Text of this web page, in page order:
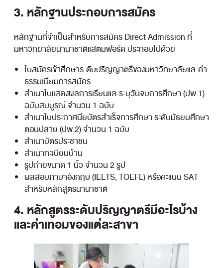
3. หลักฐานประกอบการสมัคร
หลักฐานที่จำเป็นสำหรับการสมัคร Direct Admission ที่
มหาวิทยาลัยนานาชาติแสตมฟอร์ด ประกอบไปด้วย
ใบสมัครเข้าศึกษาระดับปริญญาตรีของมหาวิทยาลัยและค่า
ธรรมเนียมการสมัคร
สำเนาใบแสดงผลการเรียนและระบุวันจบการศึกษา (ปพ.1)
ฉบับสมบูรณ์ จำนวน 1 ฉบับ
สำเนาใบประกาศนียบัตรสำเร็จการศึกษา ระดับมัธยมศึกษา
ตอนปลาย (ปพ.2) จำนวน 1 ฉบับ
สำเนาบัตรประชาชน
สำเนาทะเบียนบ้าน
รูปถ่ายขนาด 1 นิ้ว จำนวน 2 รูป
ผลสอบภาษาอังกฤษ (IELTS, TOEFL) หรือคะแนน SAT
สำหรับหลักสูตรนานาชาติ
4. หลักสูตรระดับปริญญาตรี​มีอะไรบ้าง
และค่าเทอมของแต่ละสาขา